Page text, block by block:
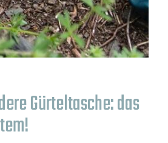
Gürteltasche: das